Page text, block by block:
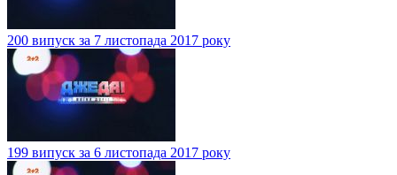
200 випуск за 7 листопада 2017 року
199 випуск за 6 листопада 2017 року